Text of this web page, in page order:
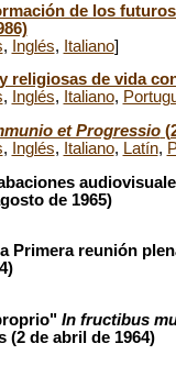
de los
, Inglés, Italiano]
religiosas de vida
, Inglés, Italiano,
et Progressio
, Inglés, Italiano, Latín,
de 1965)
Primera reunión
In fructibus
(2 de abril de 1964)